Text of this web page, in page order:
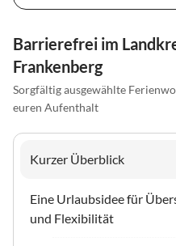
Barrierefrei im
Frankenberg
Sorgfältig ausgewählte
euren Aufenthalt
Kurzer Überblick
Eine Urlaubsidee für
und Flexibilität